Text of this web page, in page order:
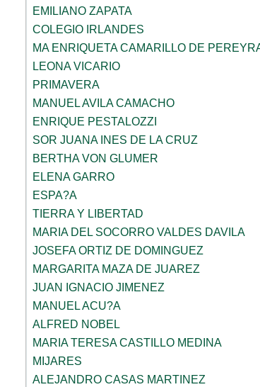
EMILIANO ZAPATA
COLEGIO IRLANDES
MA ENRIQUETA CAMARILLO DE
LEONA VICARIO
PRIMAVERA
MANUEL AVILA CAMACHO
ENRIQUE PESTALOZZI
SOR JUANA INES DE LA CRUZ
BERTHA VON GLUMER
ELENA GARRO
ESPA?A
TIERRA Y LIBERTAD
MARIA DEL SOCORRO VALDES DAVILA
JOSEFA ORTIZ DE DOMINGUEZ
MARGARITA MAZA DE JUAREZ
JUAN IGNACIO JIMENEZ
MANUEL ACU?A
ALFRED NOBEL
MARIA TERESA CASTILLO MEDINA
MIJARES
ALEJANDRO CASAS MARTINEZ